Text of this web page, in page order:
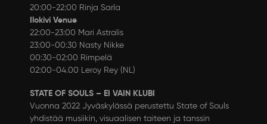
20:00-22:00 Rinja Sarla
Ilokivi Venue
22:00-23:00 Mari Astralis
23:00-00:30 Nasty Nikke
00:30-02:00 Rimpelä
02:00-04.00 Leroy Rey (NL)
STATE OF SOULS – EI VAIN KLUBI
Vuonna 2022 Jyväskylässä perustettu State of Souls
yhdistää musiikin, visuaalisen taiteen ja tanssin